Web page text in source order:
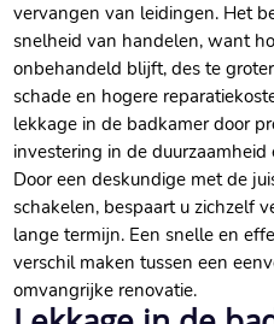
vervangen van leidingen. Het
snelheid van handelen, want
onbehandeld blijft, des te
schade en hogere
lekkage in de badkamer door
investering in de
Door een deskundige met de
schakelen, bespaart u zichzelf
lange termijn. Een snelle en
verschil maken tussen een
omvangrijke renovatie.